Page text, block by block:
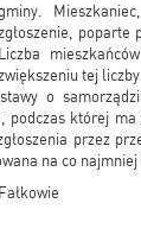
poparte
Liczba
tej
o
podczas której
przez
na co najmniej